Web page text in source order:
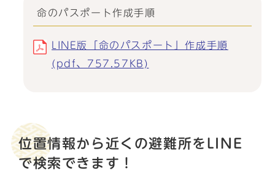
命のパスポート作成手順
LINE版「命のパスポート」作成手順
(pdf、757.57KB)
位置情報から近くの避難所をLINE
で検索できます！